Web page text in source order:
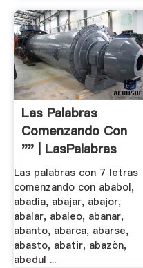
Las Palabras
Comenzando Con
"" | LasPalabras
Las palabras con 7 letras
comenzando con ababol,
abadìa, abajar, abajor,
abalar, abaleo, abanar,
abanto, abarca, abarse,
abasto, abatir, abazòn,
abedul ...